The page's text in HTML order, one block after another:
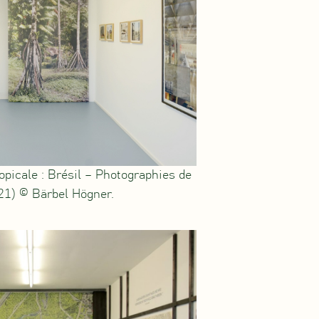
: Brésil – Photographies de
© Bärbel Högner.